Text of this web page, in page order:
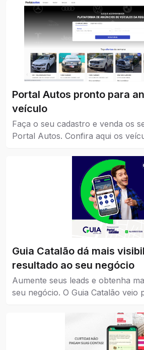
Portal Autos pronto para
veículo
Faça o seu cadastro e venda os
Portal Autos. Confira aqui os
Guia Catalão dá mais
resultado ao seu negócio
Aumente seus leads e obtenha
seu negócio. O Guia Catalão veio
todos os níveis, pequena, média e